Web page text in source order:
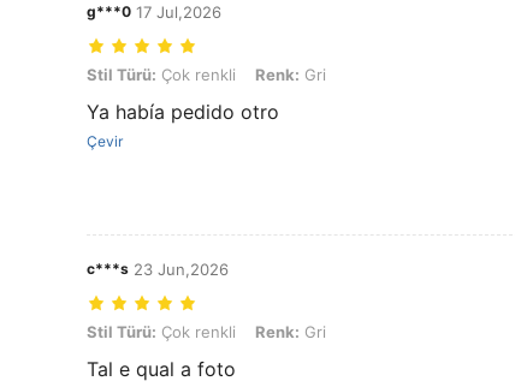
g***0 17 Jul,2026
Stil Türü: Çok renkli, Renk: Gri
Stil Türü: Çok renkli Renk: Gri
Ya había pedido otro
Çevir
c***s 23 Jun,2026
Stil Türü: Çok renkli, Renk: Gri
Stil Türü: Çok renkli Renk: Gri
Tal e qual a foto